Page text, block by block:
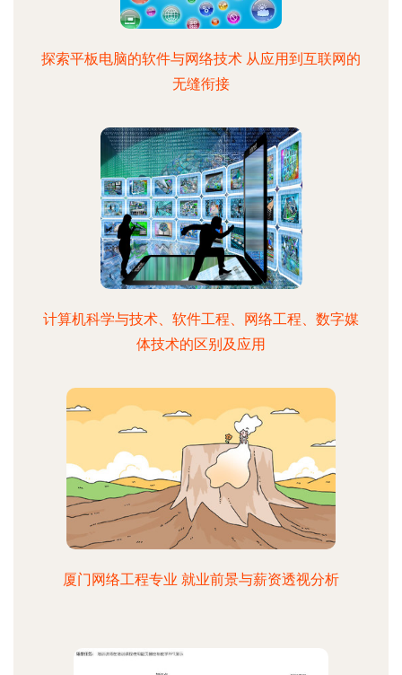
探索平板电脑的软件与网络技术 从应用到互联网的
无缝衔接
计算机科学与技术、软件工程、网络工程、数字媒
体技术的区别及应用
厦门网络工程专业 就业前景与薪资透视分析